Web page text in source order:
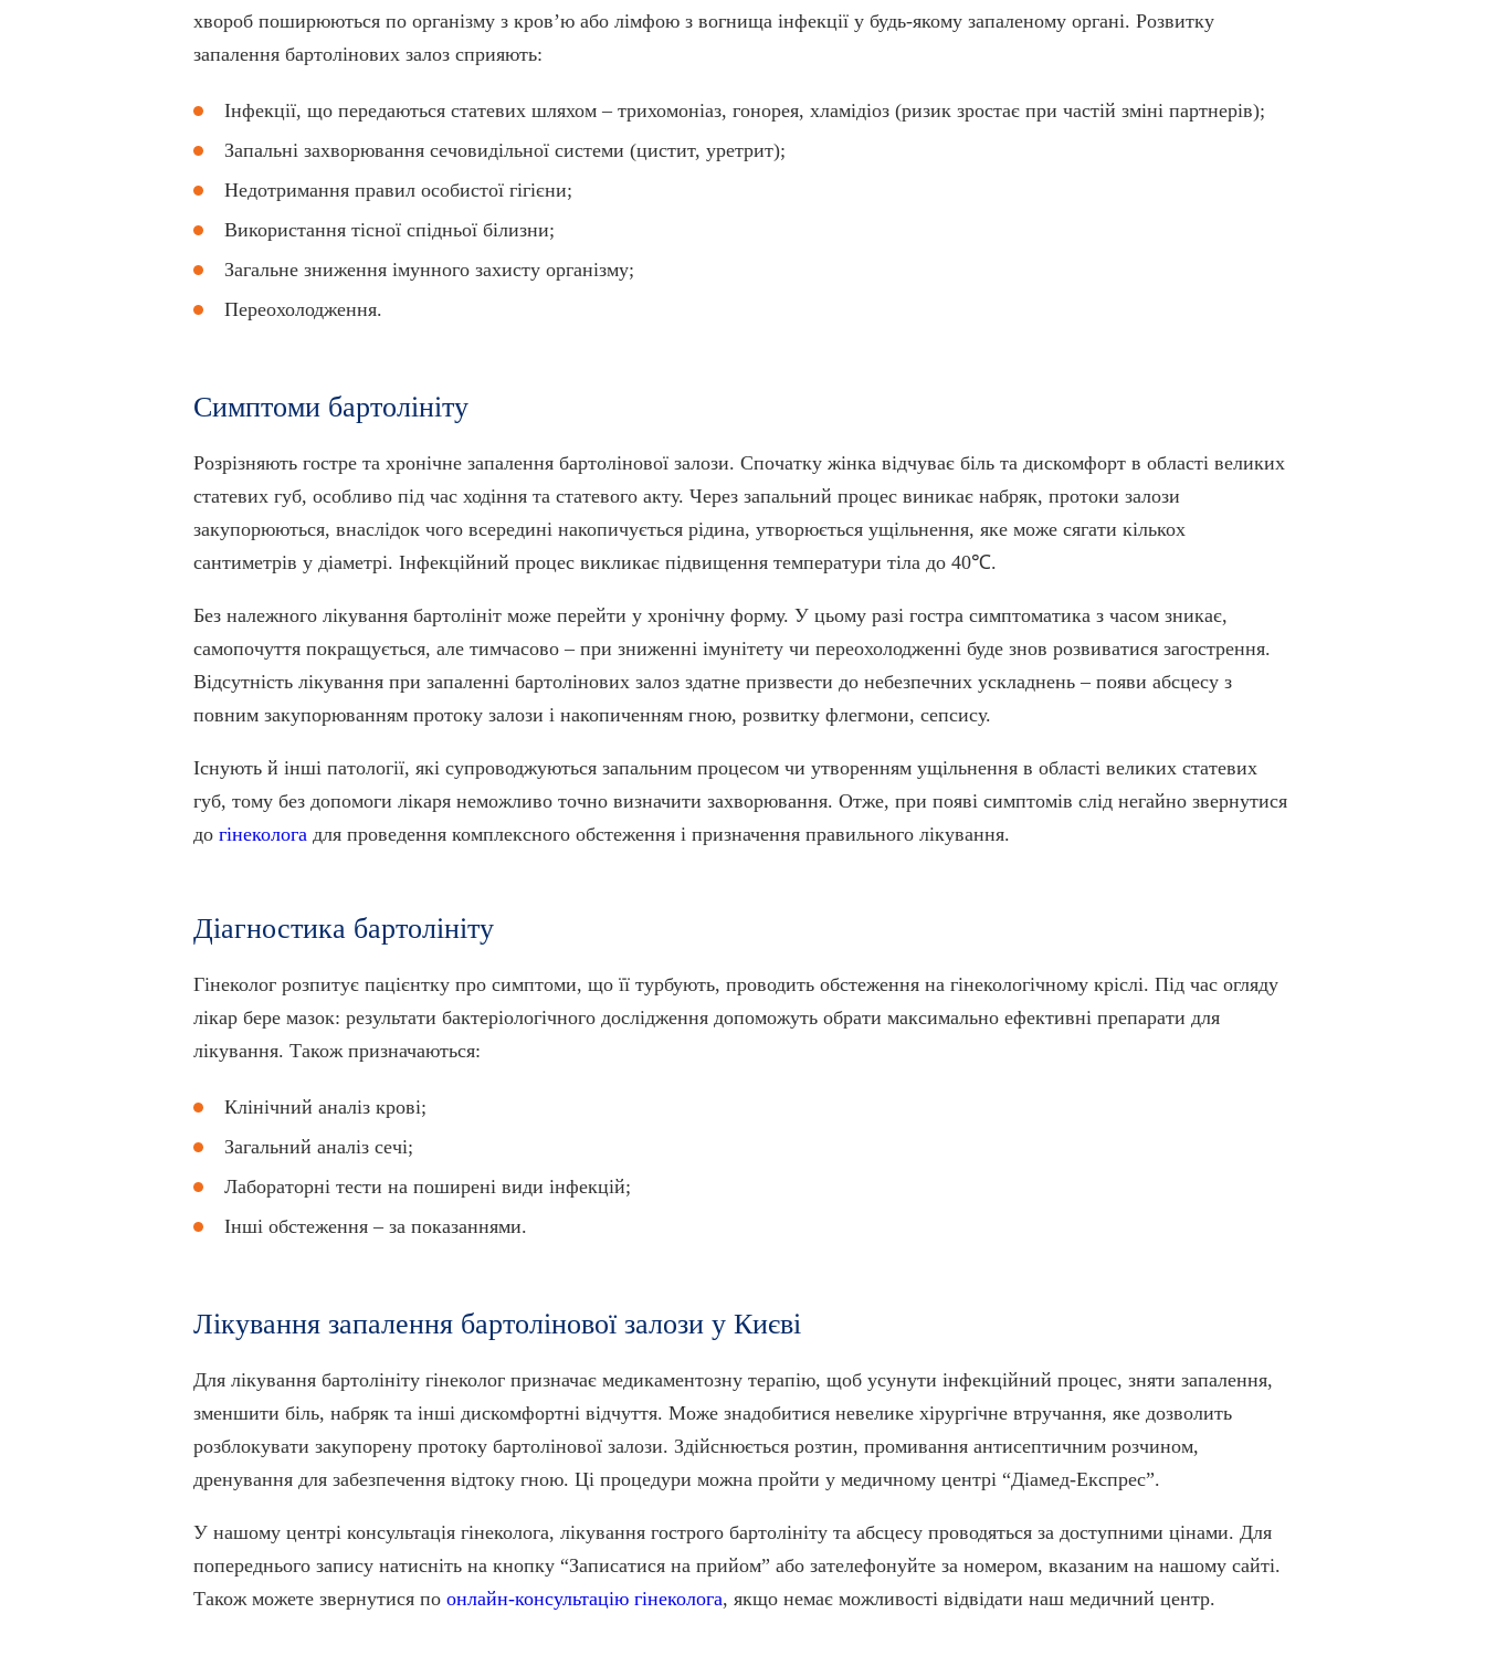
хвороб поширюються по організму з кров’ю або лімфою з вогнища інфекції у будь-якому запаленому органі. Розвитку
запалення бартолінових залоз сприяють:
Інфекції, що передаються статевих шляхом – трихомоніаз, гонорея, хламідіоз (ризик зростає при частій зміні партнерів);
Запальні захворювання сечовидільної системи (цистит, уретрит);
Недотримання правил особистої гігієни;
Використання тісної спідньої білизни;
Загальне зниження імунного захисту організму;
Переохолодження.
Симптоми бартолініту
Розрізняють гостре та хронічне запалення бартолінової залози. Спочатку жінка відчуває біль та дискомфорт в області великих
статевих губ, особливо під час ходіння та статевого акту. Через запальний процес виникає набряк, протоки залози
закупорюються, внаслідок чого всередині накопичується рідина, утворюється ущільнення, яке може сягати кількох
сантиметрів у діаметрі. Інфекційний процес викликає підвищення температури тіла до 40℃.
Без належного лікування бартолініт може перейти у хронічну форму. У цьому разі гостра симптоматика з часом зникає,
самопочуття покращується, але тимчасово – при зниженні імунітету чи переохолодженні буде знов розвиватися загострення.
Відсутність лікування при запаленні бартолінових залоз здатне призвести до небезпечних ускладнень – появи абсцесу з
повним закупорюванням протоку залози і накопиченням гною, розвитку флегмони, сепсису.
Існують й інші патології, які супроводжуються запальним процесом чи утворенням ущільнення в області великих статевих
губ, тому без допомоги лікаря неможливо точно визначити захворювання. Отже, при появі симптомів слід негайно звернутися
до гінекологадля проведення комплексного обстеження і призначення правильного лікування.
Діагностика бартолініту
Гінеколог розпитує пацієнтку про симптоми, що її турбують, проводить обстеження на гінекологічному кріслі. Під час огляду
лікар бере мазок: результати бактеріологічного дослідження допоможуть обрати максимально ефективні препарати для
лікування. Також призначаються:
Клінічний аналіз крові;
Загальний аналіз сечі;
Лабораторні тести на поширені види інфекцій;
Інші обстеження – за показаннями.
Лікування запалення бартолінової залози у Києві
Для лікування бартолініту гінеколог призначає медикаментозну терапію, щоб усунути інфекційний процес, зняти запалення,
зменшити біль, набряк та інші дискомфортні відчуття. Може знадобитися невелике хірургічне втручання, яке дозволить
розблокувати закупорену протоку бартолінової залози. Здійснюється розтин, промивання антисептичним розчином,
дренування для забезпечення відтоку гною. Ці процедури можна пройти у медичному центрі “Діамед-Експрес”.
У нашому центрі консультація гінеколога, лікування гострого бартолініту та абсцесу проводяться за доступними цінами. Для
попереднього запису натисніть на кнопку “Записатися на прийом” або зателефонуйте за номером, вказаним на нашому сайті.
Також можете звернутися по онлайн-консультацію гінеколога, якщо немає можливості відвідати наш медичний центр.